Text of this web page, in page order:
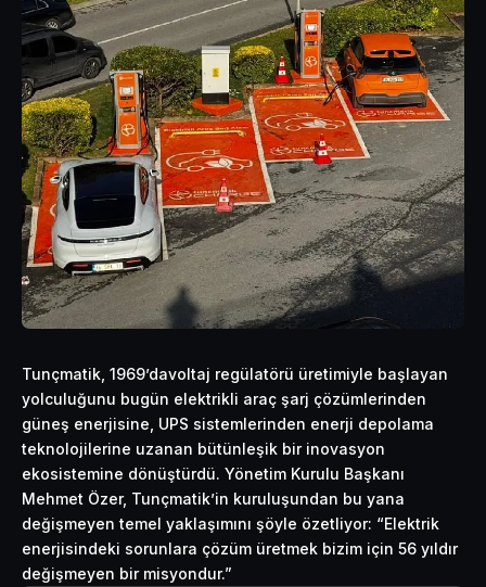
Tunçmatik, 1969’davoltaj regülatörü üretimiyle başlayan
yolculuğunu bugün elektrikli araç şarj çözümlerinden
güneş enerjisine, UPS sistemlerinden enerji depolama
teknolojilerine uzanan bütünleşik bir inovasyon
ekosistemine dönüştürdü. Yönetim Kurulu Başkanı
Mehmet Özer, Tunçmatik’in kuruluşundan bu yana
değişmeyen temel yaklaşımını şöyle özetliyor: “Elektrik
enerjisindeki sorunlara çözüm üretmek bizim için 56 yıldır
değişmeyen bir misyondur.”